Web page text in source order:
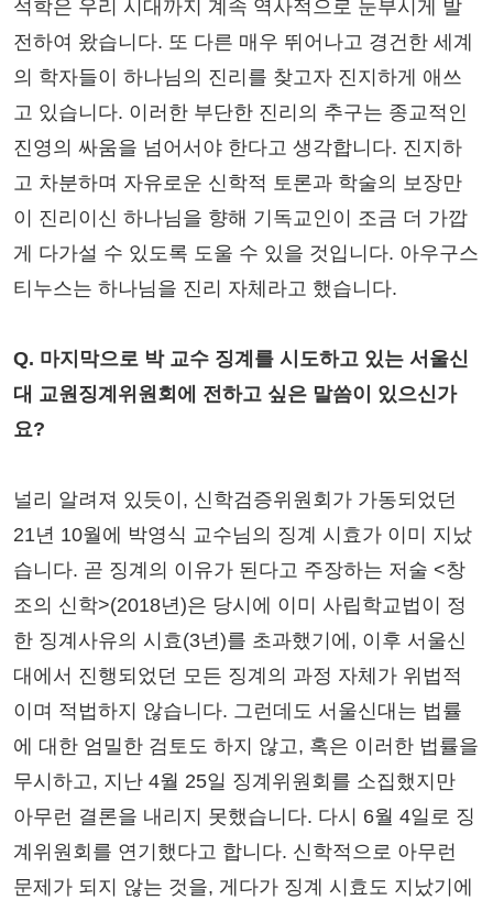
석학은 우리 시대까지 계속 역사적으로 눈부시게 발
전하여 왔습니다. 또 다른 매우 뛰어나고 경건한 세계
의 학자들이 하나님의 진리를 찾고자 진지하게 애쓰
고 있습니다. 이러한 부단한 진리의 추구는 종교적인
진영의 싸움을 넘어서야 한다고 생각합니다. 진지하
고 차분하며 자유로운 신학적 토론과 학술의 보장만
이 진리이신 하나님을 향해 기독교인이 조금 더 가깝
게 다가설 수 있도록 도울 수 있을 것입니다. 아우구스
티누스는 하나님을 진리 자체라고 했습니다.
Q. 마지막으로 박 교수 징계를 시도하고 있는 서울신
대 교원징계위원회에 전하고 싶은 말씀이 있으신가
요?
널리 알려져 있듯이, 신학검증위원회가 가동되었던
21년 10월에 박영식 교수님의 징계 시효가 이미 지났
습니다. 곧 징계의 이유가 된다고 주장하는 저술 <창
조의 신학>(2018년)은 당시에 이미 사립학교법이 정
한 징계사유의 시효(3년)를 초과했기에, 이후 서울신
대에서 진행되었던 모든 징계의 과정 자체가 위법적
이며 적법하지 않습니다. 그런데도 서울신대는 법률
에 대한 엄밀한 검토도 하지 않고, 혹은 이러한 법률을
무시하고, 지난 4월 25일 징계위원회를 소집했지만
아무런 결론을 내리지 못했습니다. 다시 6월 4일로 징
계위원회를 연기했다고 합니다. 신학적으로 아무런
문제가 되지 않는 것을, 게다가 징계 시효도 지났기에